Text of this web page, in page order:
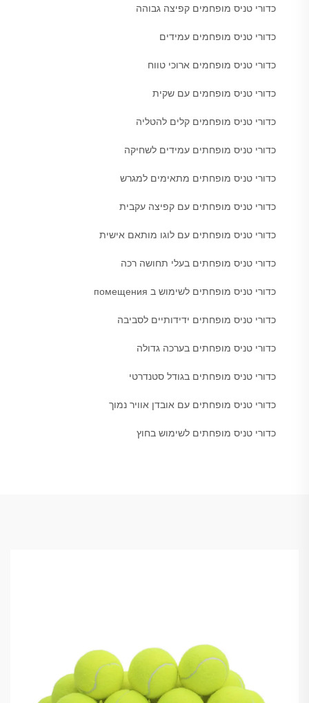
כדורי טניס מופחמים קפיצה גבוהה
כדורי טניס מופחמים עמידים
כדורי טניס מופחמים ארוכי טווח
כדורי טניס מופחמים עם שקית
כדורי טניס מופחמים קלים להטליה
כדורי טניס מופחתים עמידים לשחיקה
כדורי טניס מופחתים מתאימים למגרש
כדורי טניס מופחתים עם קפיצה עקבית
כדורי טניס מופחתים עם לוגו מותאם אישית
כדורי טניס מופחתים בעלי תחושה רכה
כדורי טניס מופחתים לשימוש ב помещения
כדורי טניס מופחתים ידידותיים לסביבה
כדורי טניס מופחתים בערכה גדולה
כדורי טניס מופחתים בגודל סטנדרטי
כדורי טניס מופחתים עם אובדן אוויר נמוך
כדורי טניס מופחתים לשימוש בחוץ